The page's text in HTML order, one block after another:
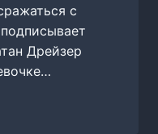
с
Дрейзер